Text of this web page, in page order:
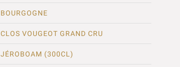
BOURGOGNE
CLOS VOUGEOT GRAND CRU
JÉROBOAM (300CL)